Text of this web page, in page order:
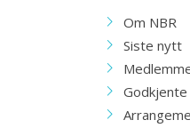
Om NBR
Siste nytt